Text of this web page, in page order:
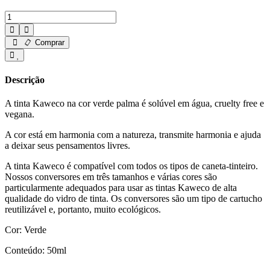
Comprar
Descrição
A tinta Kaweco na cor verde palma é solúvel em água, cruelty free e
vegana.
A cor está em harmonia com a natureza, transmite harmonia e ajuda
a deixar seus pensamentos livres.
A tinta Kaweco é compatível com todos os tipos de caneta-tinteiro.
Nossos conversores em três tamanhos e várias cores são
particularmente adequados para usar as tintas Kaweco de alta
qualidade do vidro de tinta. Os conversores são um tipo de cartucho
reutilizável e, portanto, muito ecológicos.
Cor: Verde
Conteúdo: 50ml